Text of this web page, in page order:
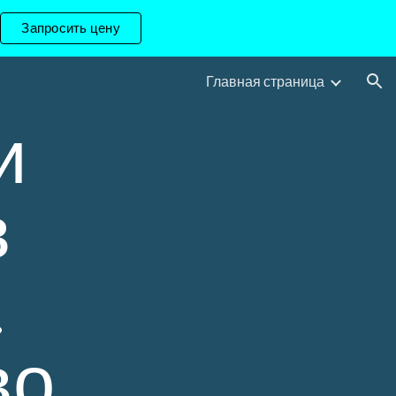
Запросить цену
Главная страница